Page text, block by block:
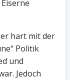
hart mit der
Politik
und
Jedoch